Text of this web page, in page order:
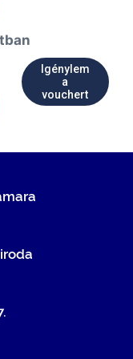
Igénylem
a
vouchert